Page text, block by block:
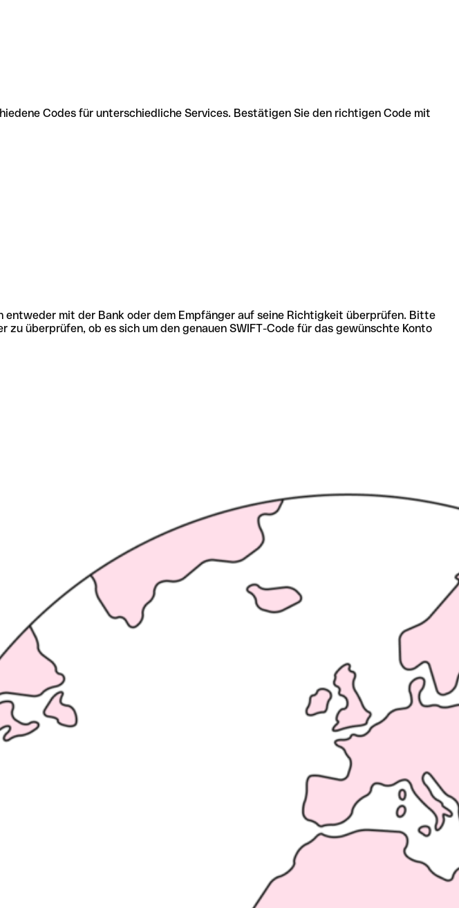
Codes für unterschiedliche Services. Bestätigen Sie den richtigen Code mit
entweder mit der Bank oder dem Empfänger auf seine Richtigkeit überprüfen. Bitte
überprüfen, ob es sich um den genauen SWIFT-Code für das gewünschte Konto